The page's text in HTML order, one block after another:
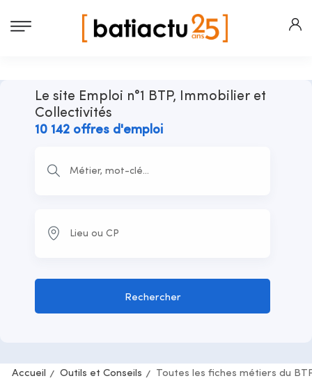
Le site Emploi n°1 BTP, Immobilier et
Collectivités
10 142 offres d'emploi
Rechercher
Accueil Outils et Conseils Toutes les fiches métiers du